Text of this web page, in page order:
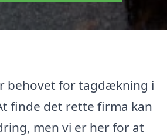
behovet for tagdækning i
finde det rette firma kan
men vi er her for at